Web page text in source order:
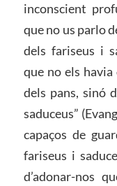
inconscient
que no us parlo
dels fariseus i
que no els
dels pans, sinó
saduceus”
capaços de
fariseus i
d’adonar-nos